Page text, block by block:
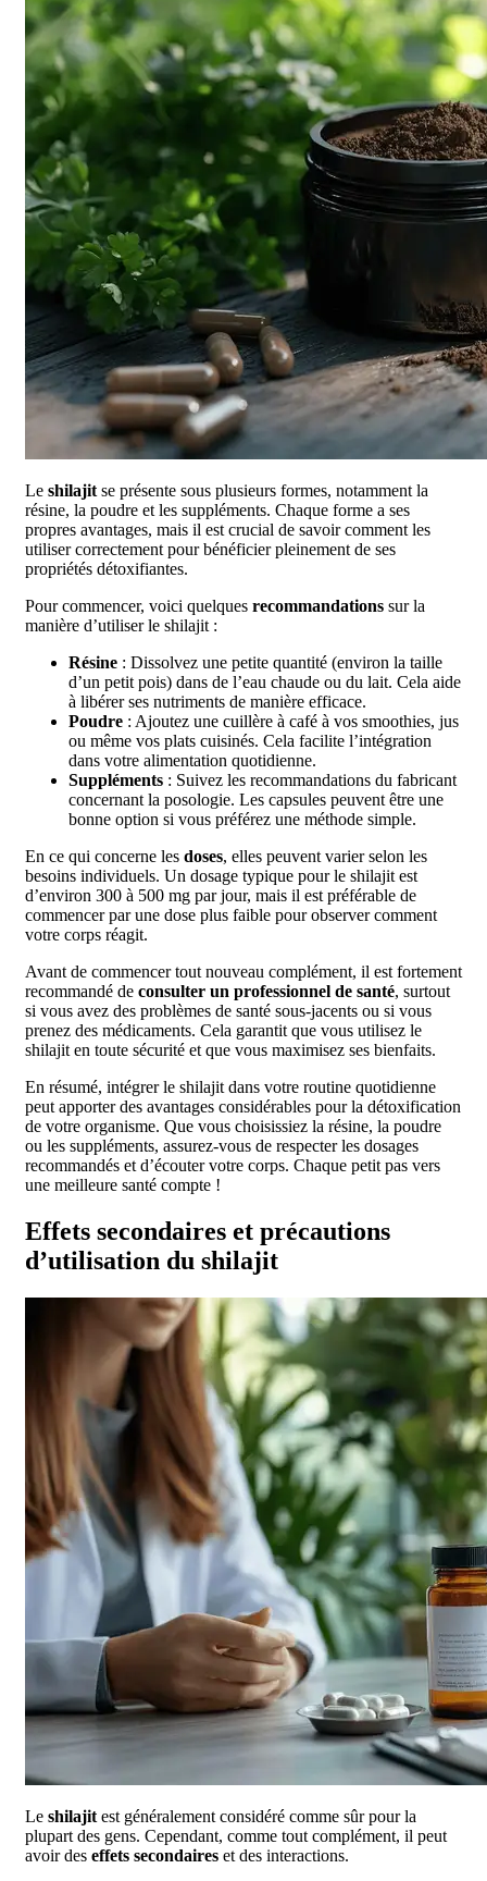
Le shilajit se présente sous plusieurs formes, notamment la
résine, la poudre et les suppléments. Chaque forme a ses
propres avantages, mais il est crucial de savoir comment les
utiliser correctement pour bénéficier pleinement de ses
propriétés détoxifiantes.
Pour commencer, voici quelques recommandations sur la
manière d’utiliser le shilajit :
Résine : Dissolvez une petite quantité (environ la taille
d’un petit pois) dans de l’eau chaude ou du lait. Cela aide
à libérer ses nutriments de manière efficace.
Poudre : Ajoutez une cuillère à café à vos smoothies, jus
ou même vos plats cuisinés. Cela facilite l’intégration
dans votre alimentation quotidienne.
Suppléments : Suivez les recommandations du fabricant
concernant la posologie. Les capsules peuvent être une
bonne option si vous préférez une méthode simple.
En ce qui concerne les doses, elles peuvent varier selon les
besoins individuels. Un dosage typique pour le shilajit est
d’environ 300 à 500 mg par jour, mais il est préférable de
commencer par une dose plus faible pour observer comment
votre corps réagit.
Avant de commencer tout nouveau complément, il est fortement
recommandé de consulter un professionnel de santé, surtout
si vous avez des problèmes de santé sous-jacents ou si vous
prenez des médicaments. Cela garantit que vous utilisez le
shilajit en toute sécurité et que vous maximisez ses bienfaits.
En résumé, intégrer le shilajit dans votre routine quotidienne
peut apporter des avantages considérables pour la détoxification
de votre organisme. Que vous choisissiez la résine, la poudre
ou les suppléments, assurez-vous de respecter les dosages
recommandés et d’écouter votre corps. Chaque petit pas vers
une meilleure santé compte !
Effets secondaires et précautions
d’utilisation du shilajit
Le shilajit est généralement considéré comme sûr pour la
plupart des gens. Cependant, comme tout complément, il peut
avoir des effets secondaires et des interactions.